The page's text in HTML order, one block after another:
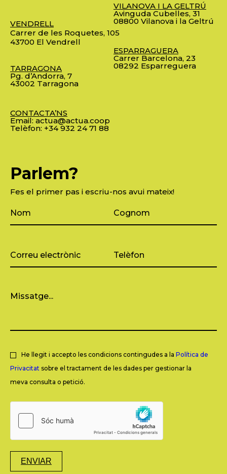
VENDRELL
Carrer de les Roquetes, 105
43700 El Vendrell
TARRAGONA
Pg. d’Andorra, 7
43002 Tarragona
CONTACTA’NS
Email: actua@actua.coop
Telèfon: +34 932 24 71 88
VILANOVA I LA GELTRÚ
Avinguda Cubelles, 31
08800 Vilanova i la Geltrú
ESPARRAGUERA
Carrer Barcelona, 23
08292 Esparreguera
Parlem?
Fes el primer pas i escriu-nos avui mateix!
He llegit i accepto les condicions contingudes a la Política de
Privacitat sobre el tractament de les dades per gestionar la
meva consulta o petició.
ENVIAR